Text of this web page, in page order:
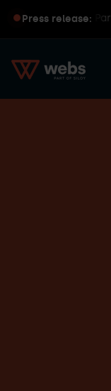
Press release:
HubSpot